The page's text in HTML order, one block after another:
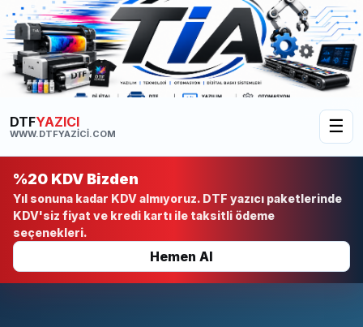
DTFYAZICI
WWW.DTFYAZICI.COM ☰
%20 KDV Bizden
Yıl sonuna kadar KDV almıyoruz. DTF yazıcı paketlerinde
KDV'siz fiyat ve kredi kartı ile taksitli ödeme
seçenekleri.
Hemen Al